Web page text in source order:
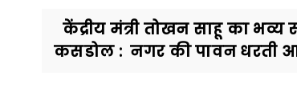
केंद्रीय मंत्री तोखन साहू का
कसडोल : नगर की पावन धरती